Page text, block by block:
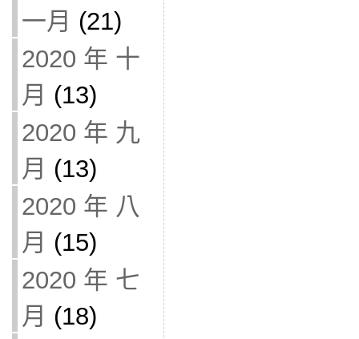
一月 (21)
2020 年 十
月 (13)
2020 年 九
月 (13)
2020 年 八
月 (15)
2020 年 七
月 (18)